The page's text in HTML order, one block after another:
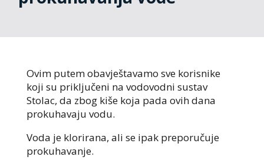
Ovim putem obavještavamo sve korisnike
koji su priključeni na vodovodni sustav
Stolac, da zbog kiše koja pada ovih dana
prokuhavaju vodu.
Voda je klorirana, ali se ipak preporučuje
prokuhavanje.